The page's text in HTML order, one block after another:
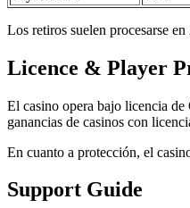
Los retiros suelen procesarse
Licence & Player
El casino opera bajo licencia de
ganancias de casinos con
En cuanto a protección, el
Support Guide